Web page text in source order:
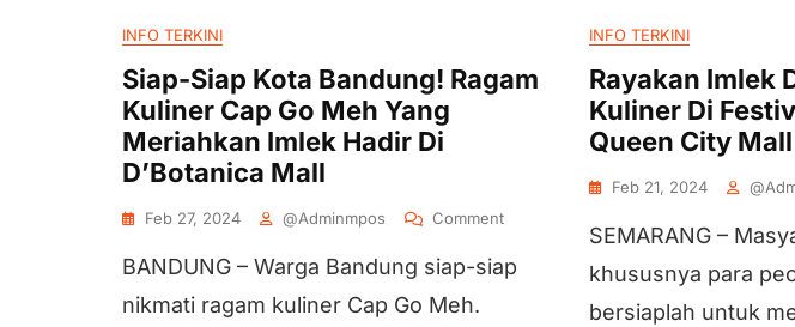
INFO TERKINI
Siap-Siap Kota Bandung! Ragam
Kuliner Cap Go Meh Yang
Meriahkan Imlek Hadir Di
D’Botanica Mall
Feb 27, 2024 @adminmpos Comment
BANDUNG – Warga Bandung siap-siap
nikmati ragam kuliner Cap Go Meh.
INFO TERKINI
Rayakan Imlek
Kuliner Di
Queen City
Feb 21, 2024
SEMARANG –
khususnya para
bersiaplah untuk